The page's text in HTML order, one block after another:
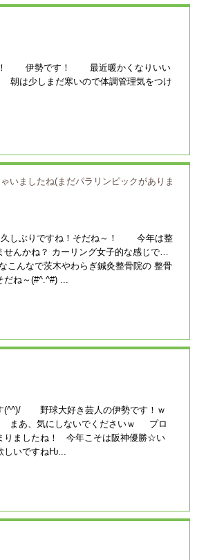
！ 伊勢です！ 最近暖かくなりいい
は少しまだ寒いので体調管理気をつけ
いましたね(まだパラリンピックがありま
久しぶりですね！そだね～！ 今年は整
せんかね？ カーリング女子的な感じで…
なで茨木やわらぎ鍼灸整骨院の 整骨
ね～(#^.^#) ...
(^^)/ 野球大好き芸人の伊勢です！ｗ
あ、気にしないでくださいｗ プロ
りましたね！ 今年こそは阪神優勝☆い
しいですねǶ...